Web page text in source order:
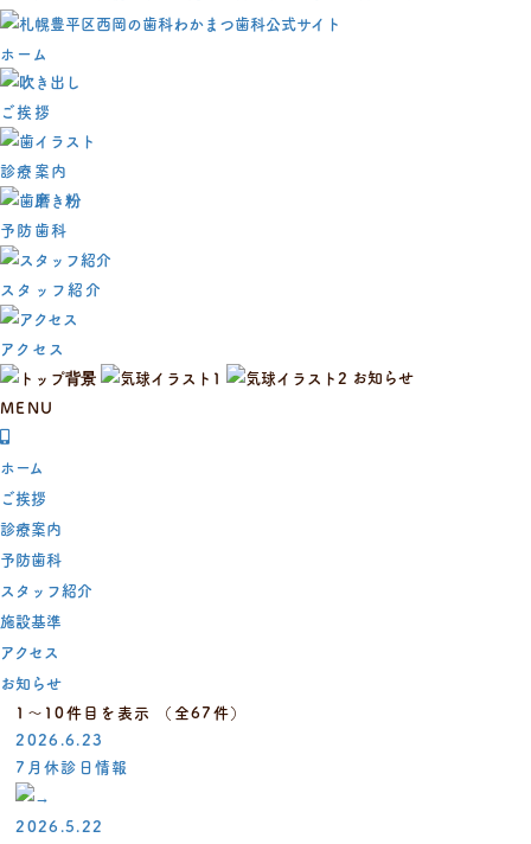
ホーム
ご挨拶
診療案内
予防歯科
スタッフ紹介
アクセス
お知らせ
MENU
ホーム
ご挨拶
診療案内
予防歯科
スタッフ紹介
施設基準
アクセス
お知らせ
1〜10件目を表示
（全67件）
2026.6.23
7月休診日情報
2026.5.22